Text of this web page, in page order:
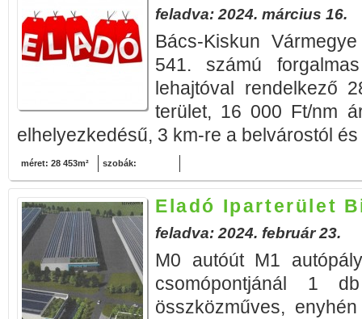
feladva: 2024. március 16.
Bács-Kiskun
541. számú
lehajtóval rendelkező
terület, 16 000 Ft/nm
elhelyezkedésű, 3 km-re a belvárostól
méret: 28 453m² szobák:
Eladó Iparterület
feladva: 2024. február 23.
M0 autóút M1
csomópontjánál 1
összközműves,